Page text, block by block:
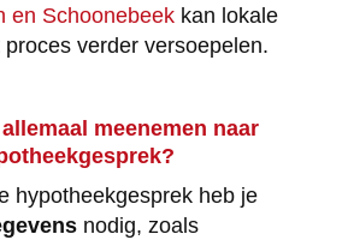
en Schoonebeekkan lokale
verder versoepelen.
meenemen naar
hypotheekgesprek heb je
nodig, zoals